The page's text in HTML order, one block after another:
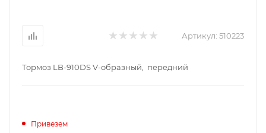
Артикул: 510223
Тормоз LB-910DS V-образный, передний
Привезем